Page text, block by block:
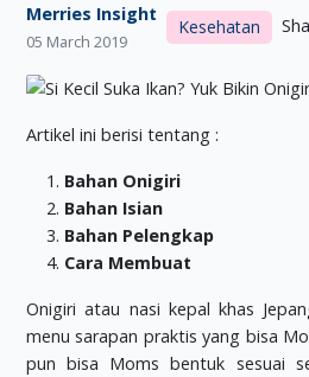
Merries Insight
05 March 2019
Kesehatan
Artikel ini berisi tentang :
Bahan Onigiri
Bahan Isian
Bahan Pelengkap
Cara Membuat
Onigiri atau nasi kepal khas
menu sarapan praktis yang bisa
pun bisa Moms bentuk sesuai